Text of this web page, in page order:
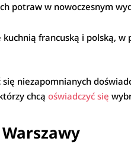
potraw w nowoczesnym
francuską i polską,
niezapomnianych
chcąoświadczyć się